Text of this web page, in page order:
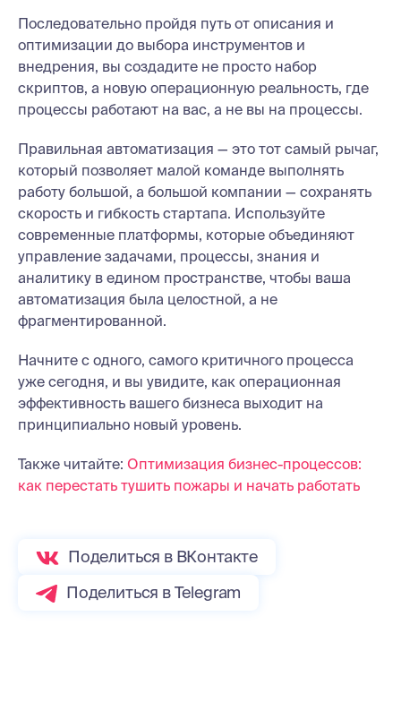
Последовательно пройдя путь от описания и
оптимизации до выбора инструментов и
внедрения, вы создадите не просто набор
скриптов, а новую операционную реальность, где
процессы работают на вас, а не вы на процессы.
Правильная автоматизация — это тот самый рычаг,
который позволяет малой команде выполнять
работу большой, а большой компании — сохранять
скорость и гибкость стартапа. Используйте
современные платформы, которые объединяют
управление задачами, процессы, знания и
аналитику в едином пространстве, чтобы ваша
автоматизация была целостной, а не
фрагментированной.
Начните с одного, самого критичного процесса
уже сегодня, и вы увидите, как операционная
эффективность вашего бизнеса выходит на
принципиально новый уровень.
Также читайте: Оптимизация бизнес-процессов:
как перестать тушить пожары и начать работать
Поделиться в ВКонтакте
Поделиться в Telegram